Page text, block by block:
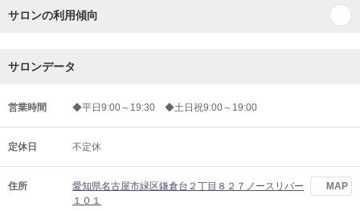
サロンの利用傾向
サロンデータ
営業時間 ◆平日9:00～19:30 ◆土日祝9:00～19:00
定休日 不定休
住所
愛知県名古屋市緑区鎌倉台２丁目８２７ノースリバー
１０１
MAP